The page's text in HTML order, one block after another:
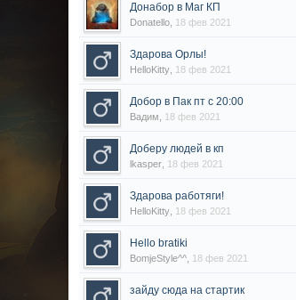
Донабор в Маг КП
Donatello 18 фев 2021
Здарова Орлы!
HelloKitty 18 фев 2021
Добор в Пак пт с 20:00
Вадим 18 фев 2021
Доберу людей в кп
lkasper 18 фев 2021
Здарова работяги!
HelloKitty 18 фев 2021
Hello bratiki
BomjeStyle^^ 18 фев 2021
зайду сюда на стартик